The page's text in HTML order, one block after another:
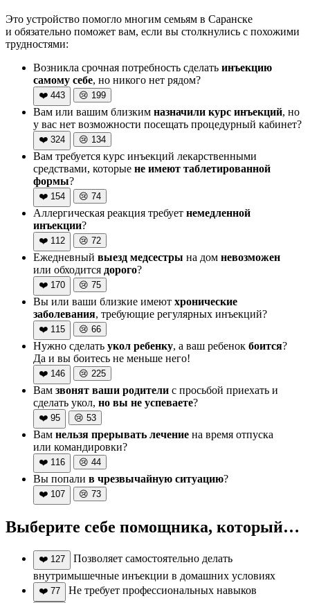
Это устройство помогло многим семьям в Саранске
и обязательно поможет вам, если вы столкнулись с похожими
трудностями:
Возникла срочная потребность сделать инъекцию
самому себе, но никого нет рядом?
❤️ 443 😢 199
Вам или вашим близким назначили курс инъекций, но
у вас нет возможности посещать процедурный кабинет?
❤️ 324 😢 134
Вам требуется курс инъекций лекарственными
средствами, которые не имеют таблетированной
формы?
❤️ 154 😢 74
Аллергическая реакция требует немедленной
инъекции?
❤️ 112 😢 72
Ежедневный выезд медсестры на дом невозможен
или обходится дорого?
❤️ 170 😢 75
Вы или ваши близкие имеют хронические
заболевания, требующие регулярных инъекций?
❤️ 115 😢 66
Нужно сделать укол ребенку, а ваш ребенок боится?
Да и вы боитесь не меньше него!
❤️ 146 😢 225
Вам звонят ваши родители с просьбой приехать и
сделать укол, но вы не успеваете?
❤️ 95 😢 53
Вам нельзя прерывать лечение на время отпуска
или командировки?
❤️ 116 😢 44
Вы попали в чрезвычайную ситуацию?
❤️ 107 😢 73
Выберите себе помощника, который…
❤️ 127
Позволяет самостоятельно делать
внутримышечные инъекции в домашних условиях
❤️ 77 Не требует профессиональных навыков